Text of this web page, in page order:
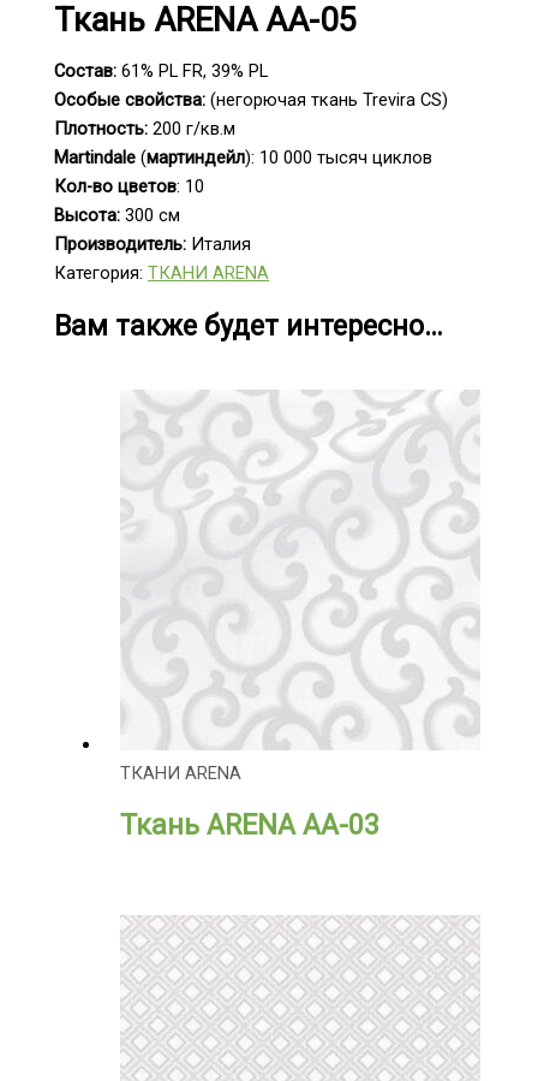
Ткань ARENA АА-05
Состав: 61% PL FR, 39% PL
Особые свойства: (негорючая ткань Trevira CS)
Плотность:200 г/кв.м
Martindale (мартиндейл): 10 000 тысяч циклов
Кол-во цветов: 10
Высота: 300 см
Производитель: Италия
Категория:ТКАНИ ARENA
Вам также будет интересно…
ТКАНИ ARENA
Ткань ARENA АА-03